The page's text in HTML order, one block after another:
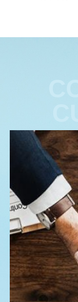
量和食品安全。
我公司認真貫徹以“
水平”的質量方針，
品标準進行生産，誠